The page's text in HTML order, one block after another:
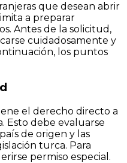
que desean abrir
a preparar
Antes de la solicitud,
cuidadosamente y
los puntos
el derecho directo a
Esto debe evaluarse
de origen y las
turca. Para
permiso especial.